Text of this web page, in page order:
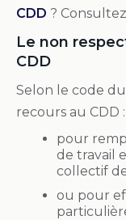
CDD ?
Le non
CDD
Selon le code
recours au CDD :
pour
de travail
collectif
ou pour